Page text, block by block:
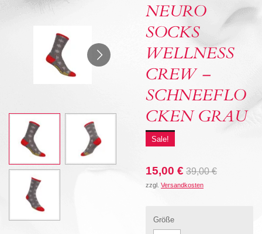
NEURO
SOCKS
WELLNESS
CREW –
SCHNEEFLO
CKEN GRAU
Sale!
15,00 € 39,00 €
zzgl. Versandkosten
Größe